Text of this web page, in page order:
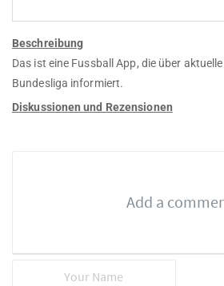
Beschreibung
Das ist eine Fussball App, die über
Bundesliga informiert.
Diskussionen und Rezensionen